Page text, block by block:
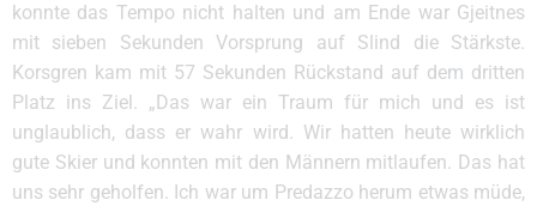
konnte das Tempo nicht halten und am Ende war Gjeitnes
mit sieben Sekunden Vorsprung auf Slind die Stärkste.
Korsgren kam mit 57 Sekunden Rückstand auf dem dritten
Platz ins Ziel. „Das war ein Traum für mich und es ist
unglaublich, dass er wahr wird. Wir hatten heute wirklich
gute Skier und konnten mit den Männern mitlaufen. Das hat
uns sehr geholfen. Ich war um Predazzo herum etwas müde,